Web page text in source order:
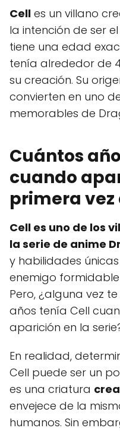
Cell es un villano
la intención de ser
tiene una edad
tenía alrededor de
su creación. Su
convierten en uno
memorables de
Cuántos
cuando
primera vez
Cell es uno de los
la serie de anime
y habilidades
enemigo
Pero, ¿alguna vez
años tenía Cell
aparición en la
En realidad,
Cell puede ser un
es una criatura
envejece de la
humanos. Sin